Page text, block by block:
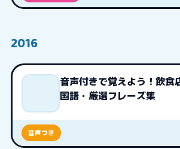
2016
音声付きで覚えよう！飲食
国語・厳選フレーズ集
音声つき